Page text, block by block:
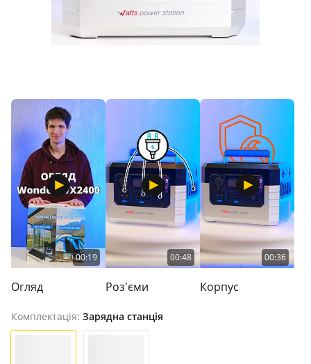
00:19
Огляд
00:48
Роз'єми
00:36
Корпус
Комплектація: Зарядна станція